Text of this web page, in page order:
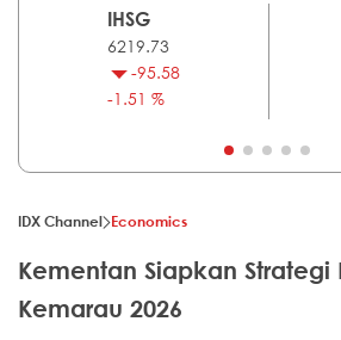
IHSG
6219.73
-95.58
-1.51 %
IDX Channel Economics
Kementan Siapkan Strategi
Kemarau 2026